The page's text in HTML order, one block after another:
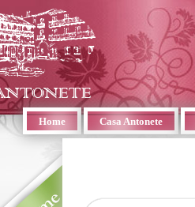
Home Casa Antonete